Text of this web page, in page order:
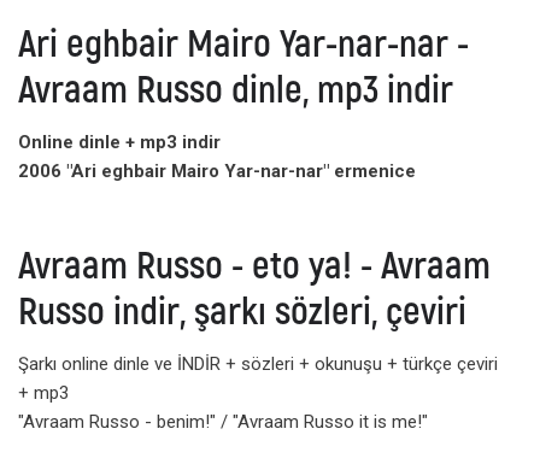
Ari eghbair Mairo Yar-nar-nar -
Avraam Russo dinle, mp3 indir
Online dinle + mp3 indir
2006 "Ari eghbair Mairo Yar-nar-nar" ermenice
Avraam Russo - eto ya! - Avraam
Russo indir, şarkı sözleri, çeviri
Şarkı online dinle ve İNDİR + sözleri + okunuşu + türkçe çeviri
+ mp3
"Avraam Russo - benim!" / "Avraam Russo it is me!"